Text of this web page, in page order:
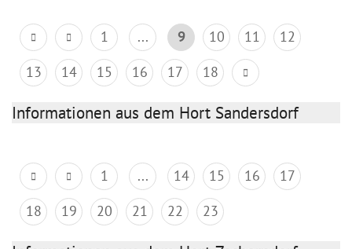
1 ... 9 10 11
12
13
14 15 16 17 18
Informationen aus dem Hort Sandersdorf
1 ... 14 15 16
17
18
19 20 21 22 23